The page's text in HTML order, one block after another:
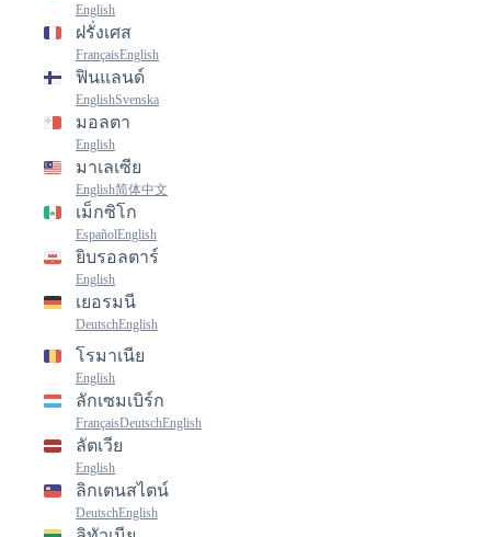
English
ฝรั่งเศส
FrançaisEnglish
ฟินแลนด์
EnglishSvenska
มอลตา
English
มาเลเซีย
English简体中文
เม็กซิโก
EspañolEnglish
ยิบรอลตาร์
English
เยอรมนี
DeutschEnglish
โรมาเนีย
English
ลักเซมเบิร์ก
FrançaisDeutschEnglish
ลัตเวีย
English
ลิกเตนสไตน์
DeutschEnglish